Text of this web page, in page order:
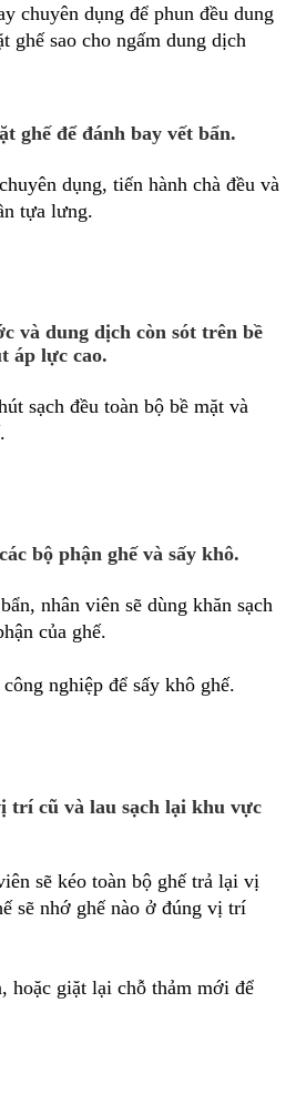
chuyên dụng để phun đều dung
ghế sao cho ngấm dung dịch
ghế để đánh bay vết bẩn.
dụng, tiến hành chà đều và
tựa lưng.
và dung dịch còn sót trên bề
áp lực cao.
sạch đều toàn bộ bề mặt và
bộ phận ghế và sấy khô.
nhân viên sẽ dùng khăn sạch
của ghế.
nghiệp để sấy khô ghế.
trí cũ và lau sạch lại khu vực
sẽ kéo toàn bộ ghế trả lại vị
sẽ nhớ ghế nào ở đúng vị trí
hoặc giặt lại chỗ thảm mới để